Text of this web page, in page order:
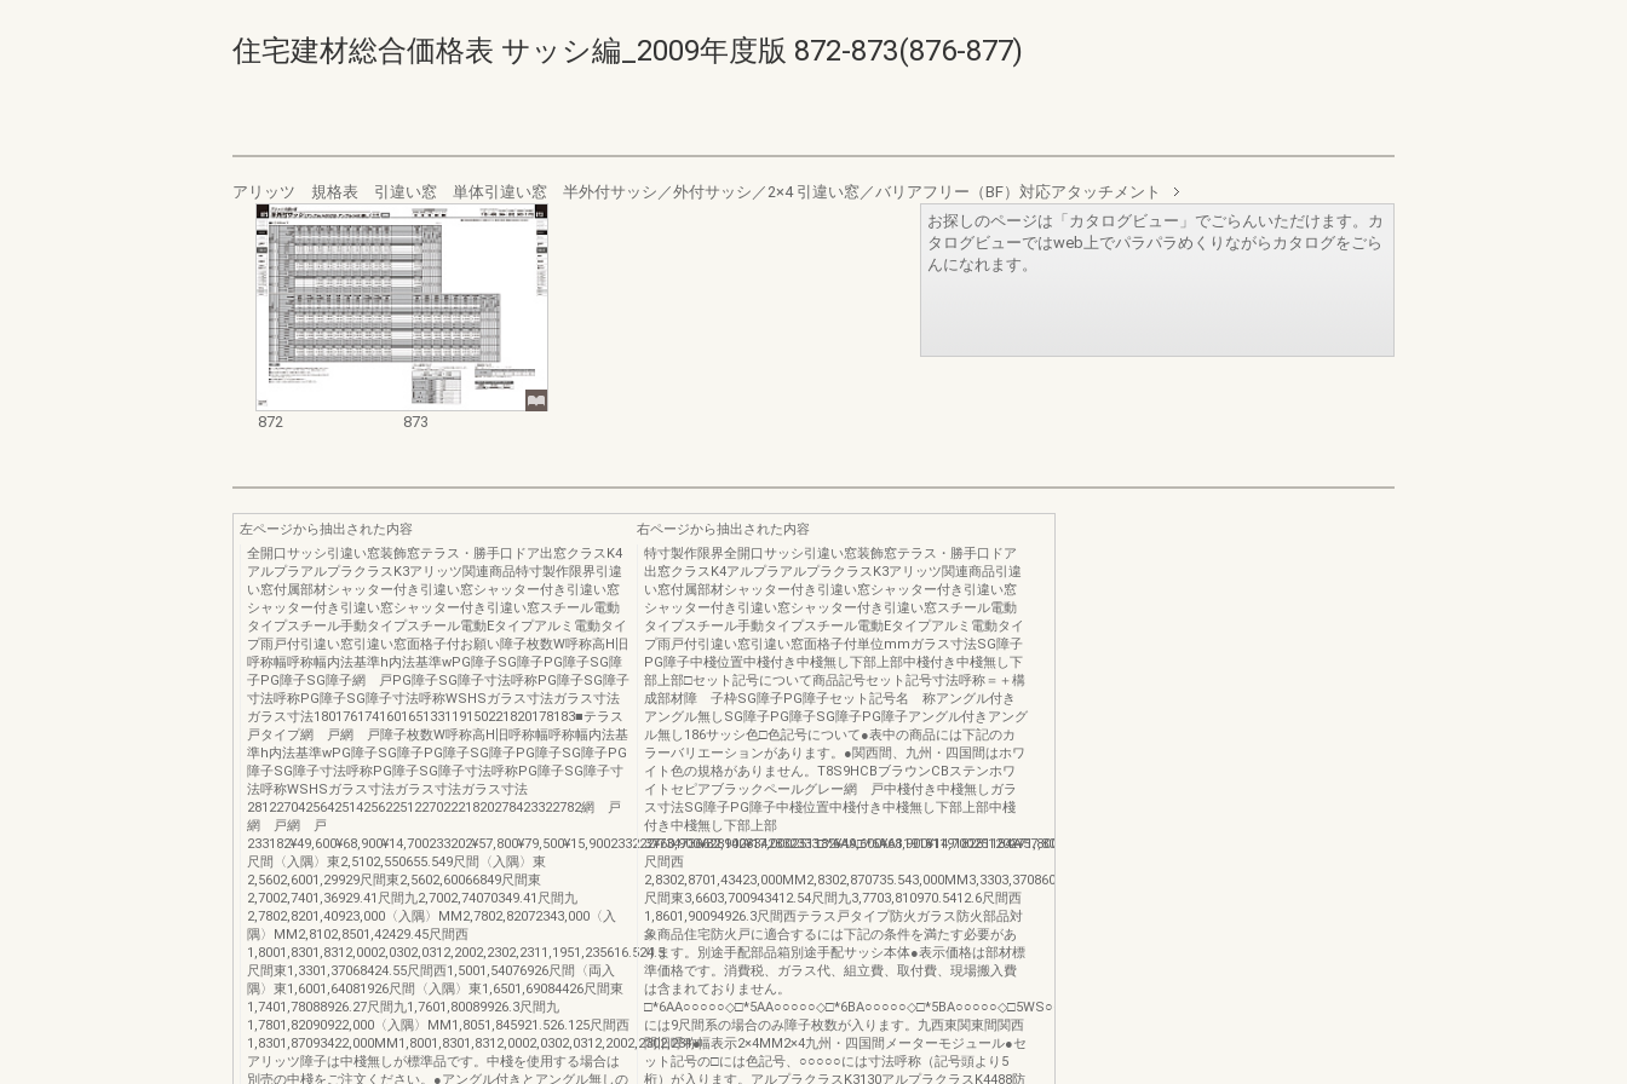
住宅建材総合価格表 サッシ編_2009年度版 872-873(876-877)
アリッツ 規格表 引違い窓 単体引違い窓 半外付サッシ／外付サッシ／2×4 引違い窓／バリアフリー（BF）対応アタッチメント
872 873
お探しのページは「カタログビュー」でごらんいただけます。カ
タログビューではweb上でパラパラめくりながらカタログをごら
んになれます。
左ページから抽出された内容
全開口サッシ引違い窓装飾窓テラス・勝手口ドア出窓クラスK4
アルプラアルプラクラスK3アリッツ関連商品特寸製作限界引違
い窓付属部材シャッター付き引違い窓シャッター付き引違い窓
シャッター付き引違い窓シャッター付き引違い窓スチール電動
タイプスチール手動タイプスチール電動Eタイプアルミ電動タイ
プ雨戸付引違い窓引違い窓面格子付お願い障子枚数W呼称高H旧
呼称幅呼称幅内法基準h内法基準wPG障子SG障子PG障子SG障
子PG障子SG障子網 戸PG障子SG障子寸法呼称PG障子SG障子
寸法呼称PG障子SG障子寸法呼称WSHSガラス寸法ガラス寸法
ガラス寸法180176174160165133119150221820178183■テラス
戸タイプ網 戸網 戸障子枚数W呼称高H旧呼称幅呼称幅内法基
準h内法基準wPG障子SG障子PG障子SG障子PG障子SG障子PG
障子SG障子寸法呼称PG障子SG障子寸法呼称PG障子SG障子寸
法呼称WSHSガラス寸法ガラス寸法ガラス寸法
2812270425642514256225122702221820278423322782網 戸
網 戸網 戸
尺間〈入隅〉東2,5102,550655.549尺間〈入隅〉東
2,5602,6001,29929尺間東2,5602,60066849尺間東
2,7002,7401,36929.41尺間九2,7002,74070349.41尺間九
2,7802,8201,40923,000〈入隅〉MM2,7802,82072343,000〈入
隅〉MM2,8102,8501,42429.45尺間西
1,8001,8301,8312,0002,0302,0312,2002,2302,2311,1951,235616.524.5
尺間東1,3301,37068424.55尺間西1,5001,54076926尺間〈両入
隅〉東1,6001,64081926尺間〈入隅〉東1,6501,69084426尺間東
1,7401,78088926.27尺間九1,7601,80089926.3尺間九
1,7801,82090922,000〈入隅〉MM1,8051,845921.526.125尺間西
1,8301,87093422,000MM1,8001,8301,8312,0002,0302,0312,2002,2302,231●
アリッツ障子は中棧無しが標準品です。中棧を使用する場合は
別売の中棧をご注文ください。●アングル付きとアングル無しの
右ページから抽出された内容
特寸製作限界全開口サッシ引違い窓装飾窓テラス・勝手口ドア
出窓クラスK4アルプラアルプラクラスK3アリッツ関連商品引違
い窓付属部材シャッター付き引違い窓シャッター付き引違い窓
シャッター付き引違い窓シャッター付き引違い窓スチール電動
タイプスチール手動タイプスチール電動Eタイプアルミ電動タイ
プ雨戸付引違い窓引違い窓面格子付単位mmガラス寸法SG障子
PG障子中棧位置中棧付き中棧無し下部上部中棧付き中棧無し下
部上部□セット記号について商品記号セット記号寸法呼称＝＋構
成部材障 子枠SG障子PG障子セット記号名 称アングル付き
アングル無しSG障子PG障子SG障子PG障子アングル付きアング
ル無し186サッシ色□色記号について●表中の商品には下記のカ
ラーバリエーションがあります。●関西間、九州・四国間はホワ
イト色の規格がありません。T8S9HCBブラウンCBステンホワ
イトセピアブラックペールグレー網 戸中棧付き中棧無しガラ
ス寸法SG障子PG障子中棧位置中棧付き中棧無し下部上部中棧
付き中棧無し下部上部
尺間西
2,8302,8701,43423,000MM2,8302,870735.543,000MM3,3303,370860.543,500MM3,4703,510895.5412
尺間東3,6603,700943412.54尺間九3,7703,810970.5412.6尺間西
1,8601,90094926.3尺間西テラス戸タイプ防火ガラス防火部品対
象商品住宅防火戸に適合するには下記の条件を満たす必要があ
ります。別途手配部品箱別途手配サッシ本体●表示価格は部材標
準価格です。消費税、ガラス代、組立費、取付費、現場搬入費
は含まれておりません。
□*6AA○○○○○◇□*5AA○○○○○◇□*6BA○○○○○◇□*5BA○○○○○◇□5WS○○○○○◇□5WT○○○○○◇□6AM○○○○○◇□5AM○○○○○◇□3AX○○○○○◇□3AR○○○○○◇◇
には9尺間系の場合のみ障子枚数が入ります。九西東関東間関西
間旧呼称幅表示2×4MM2×4九州・四国間メーターモジュール●セ
ット記号の□には色記号、○○○○○には寸法呼称（記号頭より5
桁）が入ります。アルプラクラスK3130アルプラクラスK4488防